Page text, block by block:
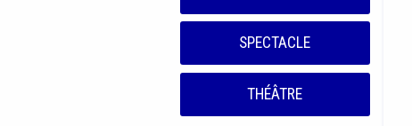
SPECTACLE
THÉÂTRE